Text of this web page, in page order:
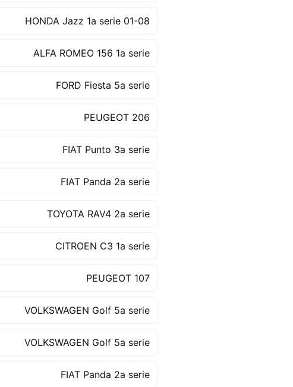
HONDA Jazz 1a serie 01-08
ALFA ROMEO 156 1a serie
FORD Fiesta 5a serie
PEUGEOT 206
FIAT Punto 3a serie
FIAT Panda 2a serie
TOYOTA RAV4 2a serie
CITROEN C3 1a serie
PEUGEOT 107
VOLKSWAGEN Golf 5a serie
VOLKSWAGEN Golf 5a serie
FIAT Panda 2a serie